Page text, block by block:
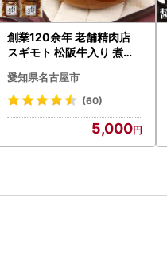
創業120余年 老舗精肉店
スギモト 松阪牛入り 煮込
惣菜 お取り寄せ グルメ ハ
ンバーグ 冷凍
愛知県名古屋市
(60)
5,000